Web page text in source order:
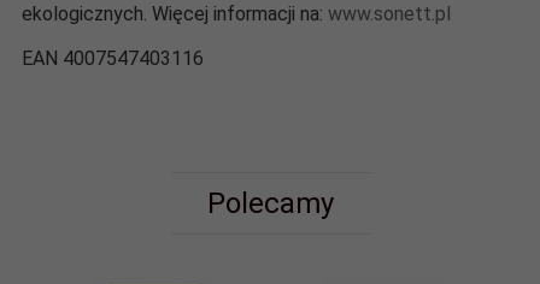
ekologicznych. Więcej informacji na: www.sonett.pl
EAN 4007547403116
Polecamy